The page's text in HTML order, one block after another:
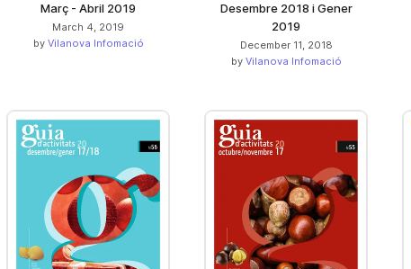
Març - Abril 2019
March 4, 2019
by Vilanova Infomació
Desembre 2018 i Gener
2019
December 11, 2018
by Vilanova Infomació